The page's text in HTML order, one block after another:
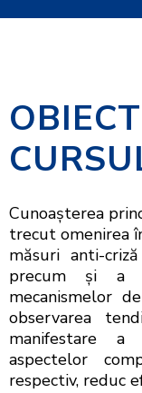
Cunoașterea
trecut omenirea
măsuri anti-
precum și a
mecanismelor
observarea
manifestare a
aspectelor
respectiv, reduc